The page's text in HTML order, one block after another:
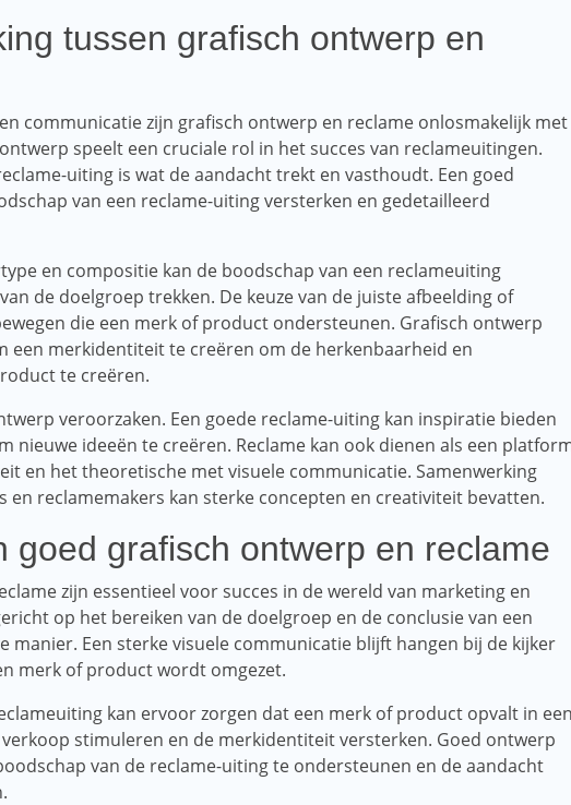
tussen grafisch ontwerp en
communicatie zijn grafisch ontwerp en reclame onlosmakelijk met
speelt een cruciale rol in het succes van reclameuitingen.
uiting is wat de aandacht trekt en vasthoudt. Een goed
van een reclame-uiting versterken en gedetailleerd
en compositie kan de boodschap van een reclameuiting
de doelgroep trekken. De keuze van de juiste afbeelding of
die een merk of product ondersteunen. Grafisch ontwerp
een ​​merkidentiteit te creëren om de herkenbaarheid en
te creëren.
veroorzaken. Een goede reclame-uiting kan inspiratie bieden
nieuwe ideeën te creëren. Reclame kan ook dienen als een
en het theoretische met visuele communicatie. Samenwerking
en reclamemakers kan sterke concepten en creativiteit bevatten.
goed grafisch ontwerp en reclame
zijn essentieel voor succes in de wereld van marketing en
op het bereiken van de doelgroep en de conclusie van een
manier. Een sterke visuele communicatie blijft hangen bij de kijker
merk of product wordt omgezet.
kan ervoor zorgen dat een merk of product opvalt in een
stimuleren en de merkidentiteit versterken. Goed ontwerp
van de reclame-uiting te ondersteunen en de aandacht